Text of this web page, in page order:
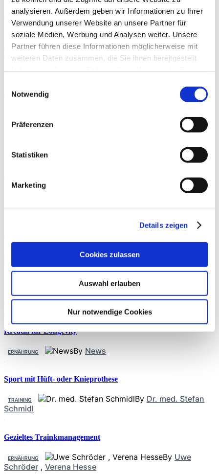
analysieren. Außerdem geben wir Informationen zu Ihrer
Verwendung unserer Website an unsere Partner für
soziale Medien, Werbung und Analysen weiter. Unsere
Partner führen diese Informationen möglicherweise mit
weiteren Daten zusammen, die Sie ihnen bereitgestellt
Notwendig
Präferenzen
Statistiken
Marketing
Details zeigen
Cookies zulassen
Auswahl erlauben
Nur notwendige Cookies
Präoperative Trainingstherapie
By Rebecca Abel ,Prof. Dr. phil. Daniel Niederer,PD Dr.
med. Christoph Offerhaus,Alexander Glowa,Dr.
Sportwiss. Christiane Wilke
Schambeinentzündung
PD Dr. med.
By
med. Christoph Offerhaus,Alexander Glowa,Dr.
Sportwiss. Christiane Wilke
Kreatin für Longevity
ERNÄHRUNG By News
Sport mit Hüft- oder Knieprothese
TRAINING By Dr. med. Stefan
Schmidl
Gezieltes Trainkmanagement
ERNÄHRUNG By Uwe
Schröder , Verena Hesse